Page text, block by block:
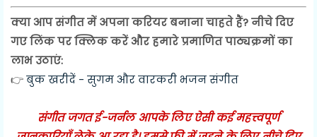
क्या आप संगीत में अपना करियर बनाना चाहते हैं? नीचे दिए
गए लिंक पर क्लिक करें और हमारे प्रमाणित पाठ्यक्रमों का
लाभ उठाएं:
👉बुक खरीदें - सुगम और वारकरी भजन संगीत
संगीत जगत ई-जर्नल आपके लिए ऐसी कई महत्त्वपूर्ण